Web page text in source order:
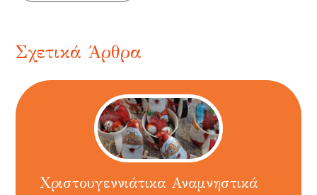
Σχετικά Άρθρα
Χριστουγεννιάτικα Αναμνηστικά